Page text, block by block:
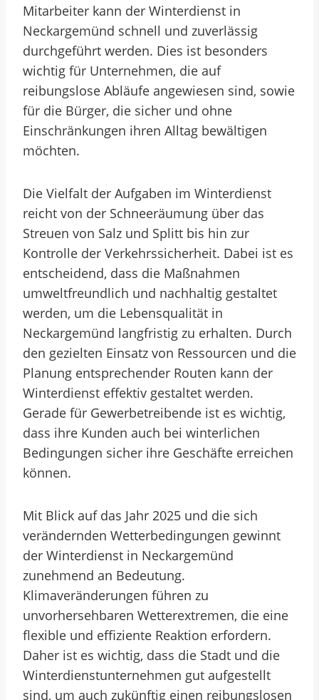
Mitarbeiter kann der Winterdienst in
Neckargemünd schnell und zuverlässig
durchgeführt werden. Dies ist besonders
wichtig für Unternehmen, die auf
reibungslose Abläufe angewiesen sind, sowie
für die Bürger, die sicher und ohne
Einschränkungen ihren Alltag bewältigen
möchten.
Die Vielfalt der Aufgaben im Winterdienst
reicht von der Schneeräumung über das
Streuen von Salz und Splitt bis hin zur
Kontrolle der Verkehrssicherheit. Dabei ist es
entscheidend, dass die Maßnahmen
umweltfreundlich und nachhaltig gestaltet
werden, um die Lebensqualität in
Neckargemünd langfristig zu erhalten. Durch
den gezielten Einsatz von Ressourcen und die
Planung entsprechender Routen kann der
Winterdienst effektiv gestaltet werden.
Gerade für Gewerbetreibende ist es wichtig,
dass ihre Kunden auch bei winterlichen
Bedingungen sicher ihre Geschäfte erreichen
können.
Mit Blick auf das Jahr 2025 und die sich
verändernden Wetterbedingungen gewinnt
der Winterdienst in Neckargemünd
zunehmend an Bedeutung.
Klimaveränderungen führen zu
unvorhersehbaren Wetterextremen, die eine
flexible und effiziente Reaktion erfordern.
Daher ist es wichtig, dass die Stadt und die
Winterdienstunternehmen gut aufgestellt
sind, um auch zukünftig einen reibungslosen